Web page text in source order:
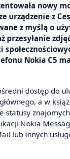
nowy
urządzenie z
z myślą o
przesyłanie
Nokia C5
dostęp do
a w
statusy
Nokia
lub innych